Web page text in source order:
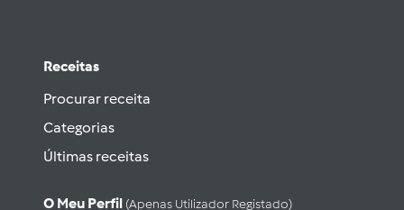
Receitas
Procurar receita
Categorias
Últimas receitas
O Meu Perfil (apenas Utilizador Registado)